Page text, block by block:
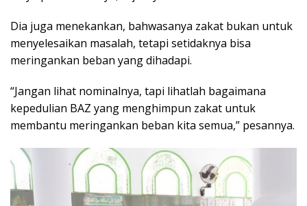
Dia juga menekankan, bahwasanya zakat bukan untuk
menyelesaikan masalah, tetapi setidaknya bisa
meringankan beban yang dihadapi.
“Jangan lihat nominalnya, tapi lihatlah bagaimana
kepedulian BAZ yang menghimpun zakat untuk
membantu meringankan beban kita semua,” pesannya.